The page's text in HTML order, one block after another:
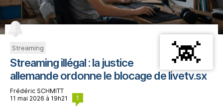
Streaming
Streaming illégal : la justice
allemande ordonne le blocage de livetv.sx
Frédéric SCHMITT
11 mai 2026 à 19h21
1